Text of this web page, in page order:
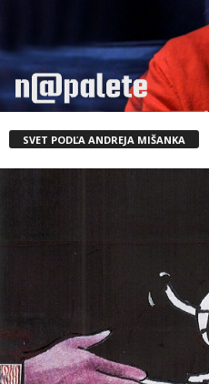
SVET PODĽA ANDREJA MIŠANKA